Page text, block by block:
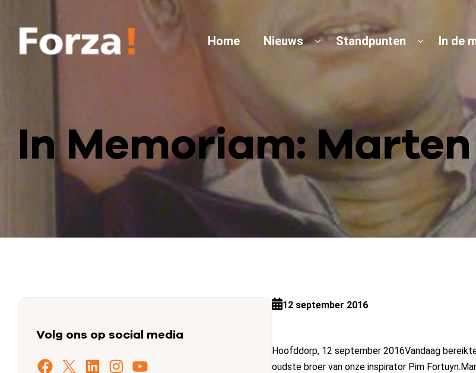
Home Nieuws Standpunten In de
In Memoriam:
Volg ons op social media
Facebook X LinkedIn Instagram YouTube
12 september 2016
Hoofddorp, 12 september 2016Vandaag
oudste broer van onze inspirator Pim